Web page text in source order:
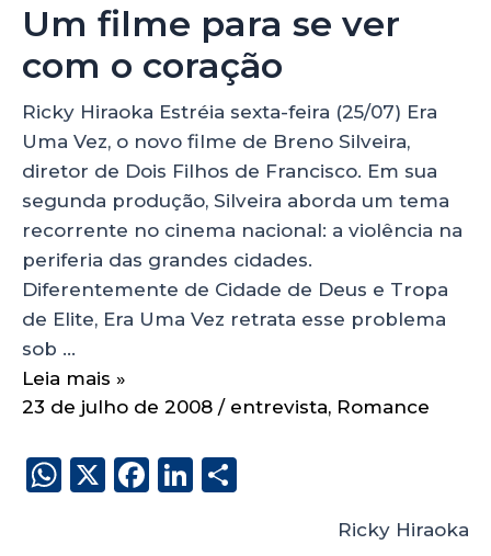
Um filme para se ver
com o coração
Ricky Hiraoka Estréia sexta-feira (25/07) Era
Uma Vez, o novo filme de Breno Silveira,
diretor de Dois Filhos de Francisco. Em sua
segunda produção, Silveira aborda um tema
recorrente no cinema nacional: a violência na
periferia das grandes cidades.
Diferentemente de Cidade de Deus e Tropa
de Elite, Era Uma Vez retrata esse problema
sob …
Leia mais »
23 de julho de 2008 / entrevista, Romance
W X
F
Li
Ricky Hiraoka